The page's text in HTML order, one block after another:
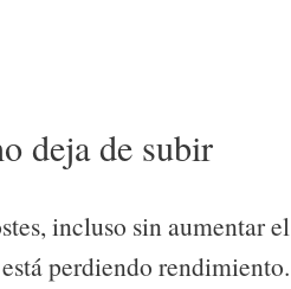
deja de subir
incluso sin aumentar
perdiendo rendimiento.